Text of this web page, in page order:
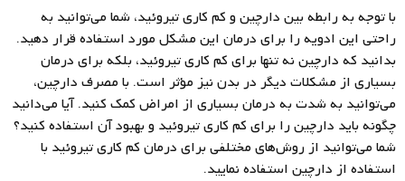
با توجه به رابطه بین دارچین و کم کاری تیروئید، شما می‌توانید به
راحتی این ادویه را برای درمان این مشکل مورد استفاده قرار دهید.
بدانید که دارچین نه تنها برای کم کاری تیروئید، بلکه برای درمان
بسیاری از مشکلات دیگر در بدن نیز مؤثر است. با مصرف دارچین،
می‌توانید به شدت به درمان بسیاری از امراض کمک کنید. آیا می‌دانید
چگونه باید دارچین را برای کم کاری تیروئید و بهبود آن استفاده کنید؟
شما می‌توانید از روش‌های مختلفی برای درمان کم کاری تیروئید با
استفاده از دارچین استفاده نمایید.